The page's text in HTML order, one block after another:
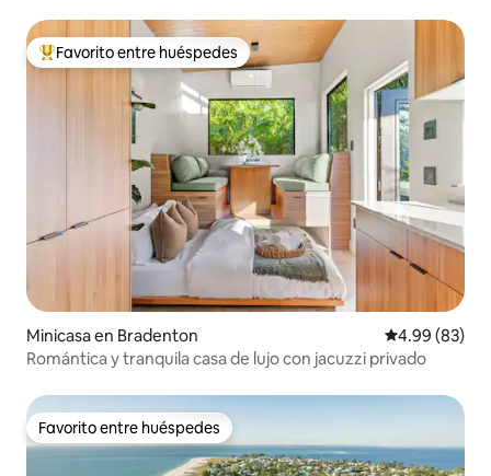
De los mejores en Favorito entre huéspedes
Favorito entre huéspedes
Minicasa en Bradenton Calificación
4.99 (83)
Romántica y tranquila casa de lujo con jacuzzi privado
Favorito entre huéspedes
Favorito entre huéspedes